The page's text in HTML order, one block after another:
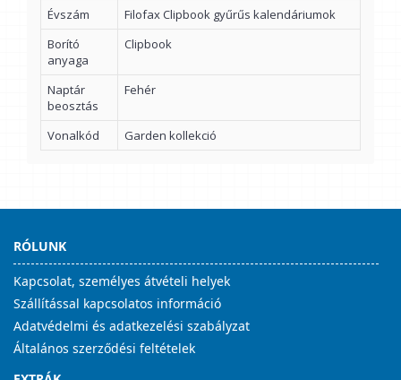
Évszám
Filofax Clipbook gyűrűs kalendáriumok
Borító
anyaga
Clipbook
Naptár
beosztás
Fehér
Vonalkód Garden kollekció
RÓLUNK
Kapcsolat, személyes átvételi helyek
Szállítással kapcsolatos információ
Adatvédelmi és adatkezelési szabályzat
Általános szerződési feltételek